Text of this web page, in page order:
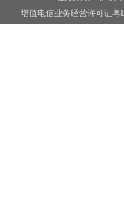
增值电信业务经营许可证粤